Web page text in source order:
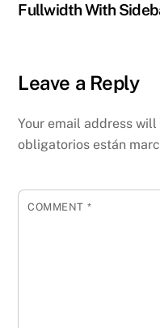
Fullwidth With
Leave a Reply
Your email address
obligatorios están
COMMENT *